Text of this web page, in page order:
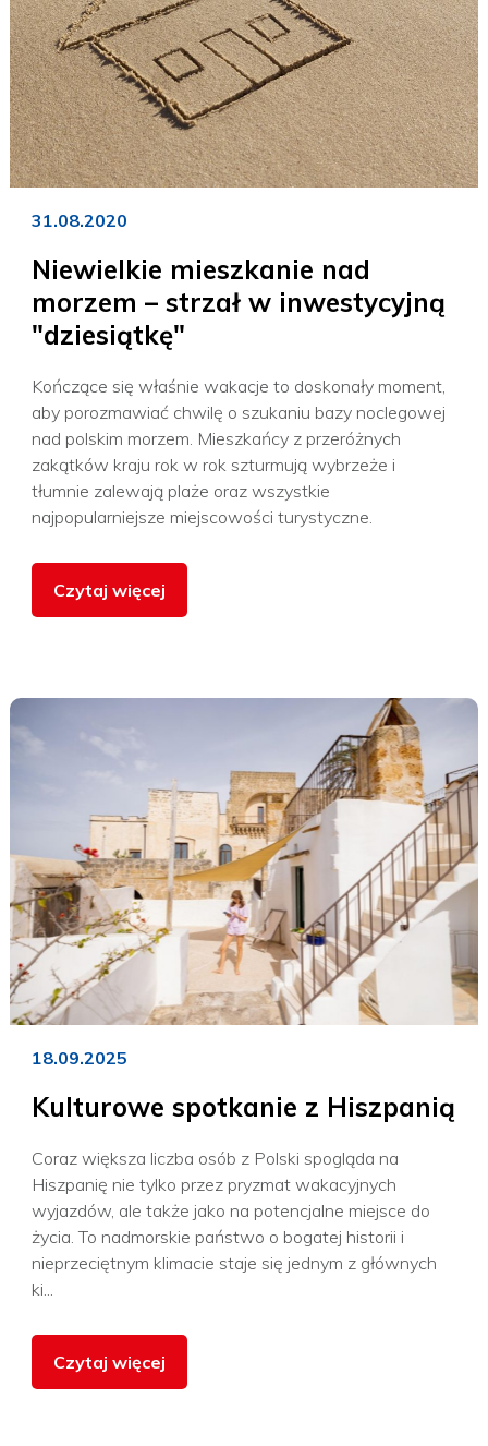
31.08.2020
Niewielkie mieszkanie nad
morzem – strzał w inwestycyjną
"dziesiątkę"
Kończące się właśnie wakacje to doskonały moment,
aby porozmawiać chwilę o szukaniu bazy noclegowej
nad polskim morzem. Mieszkańcy z przeróżnych
zakątków kraju rok w rok szturmują wybrzeże i
tłumnie zalewają plaże oraz wszystkie
najpopularniejsze miejscowości turystyczne.
Czytaj więcej
18.09.2025
Kulturowe spotkanie z Hiszpanią
Coraz większa liczba osób z Polski spogląda na
Hiszpanię nie tylko przez pryzmat wakacyjnych
wyjazdów, ale także jako na potencjalne miejsce do
życia. To nadmorskie państwo o bogatej historii i
nieprzeciętnym klimacie staje się jednym z głównych
ki...
Czytaj więcej